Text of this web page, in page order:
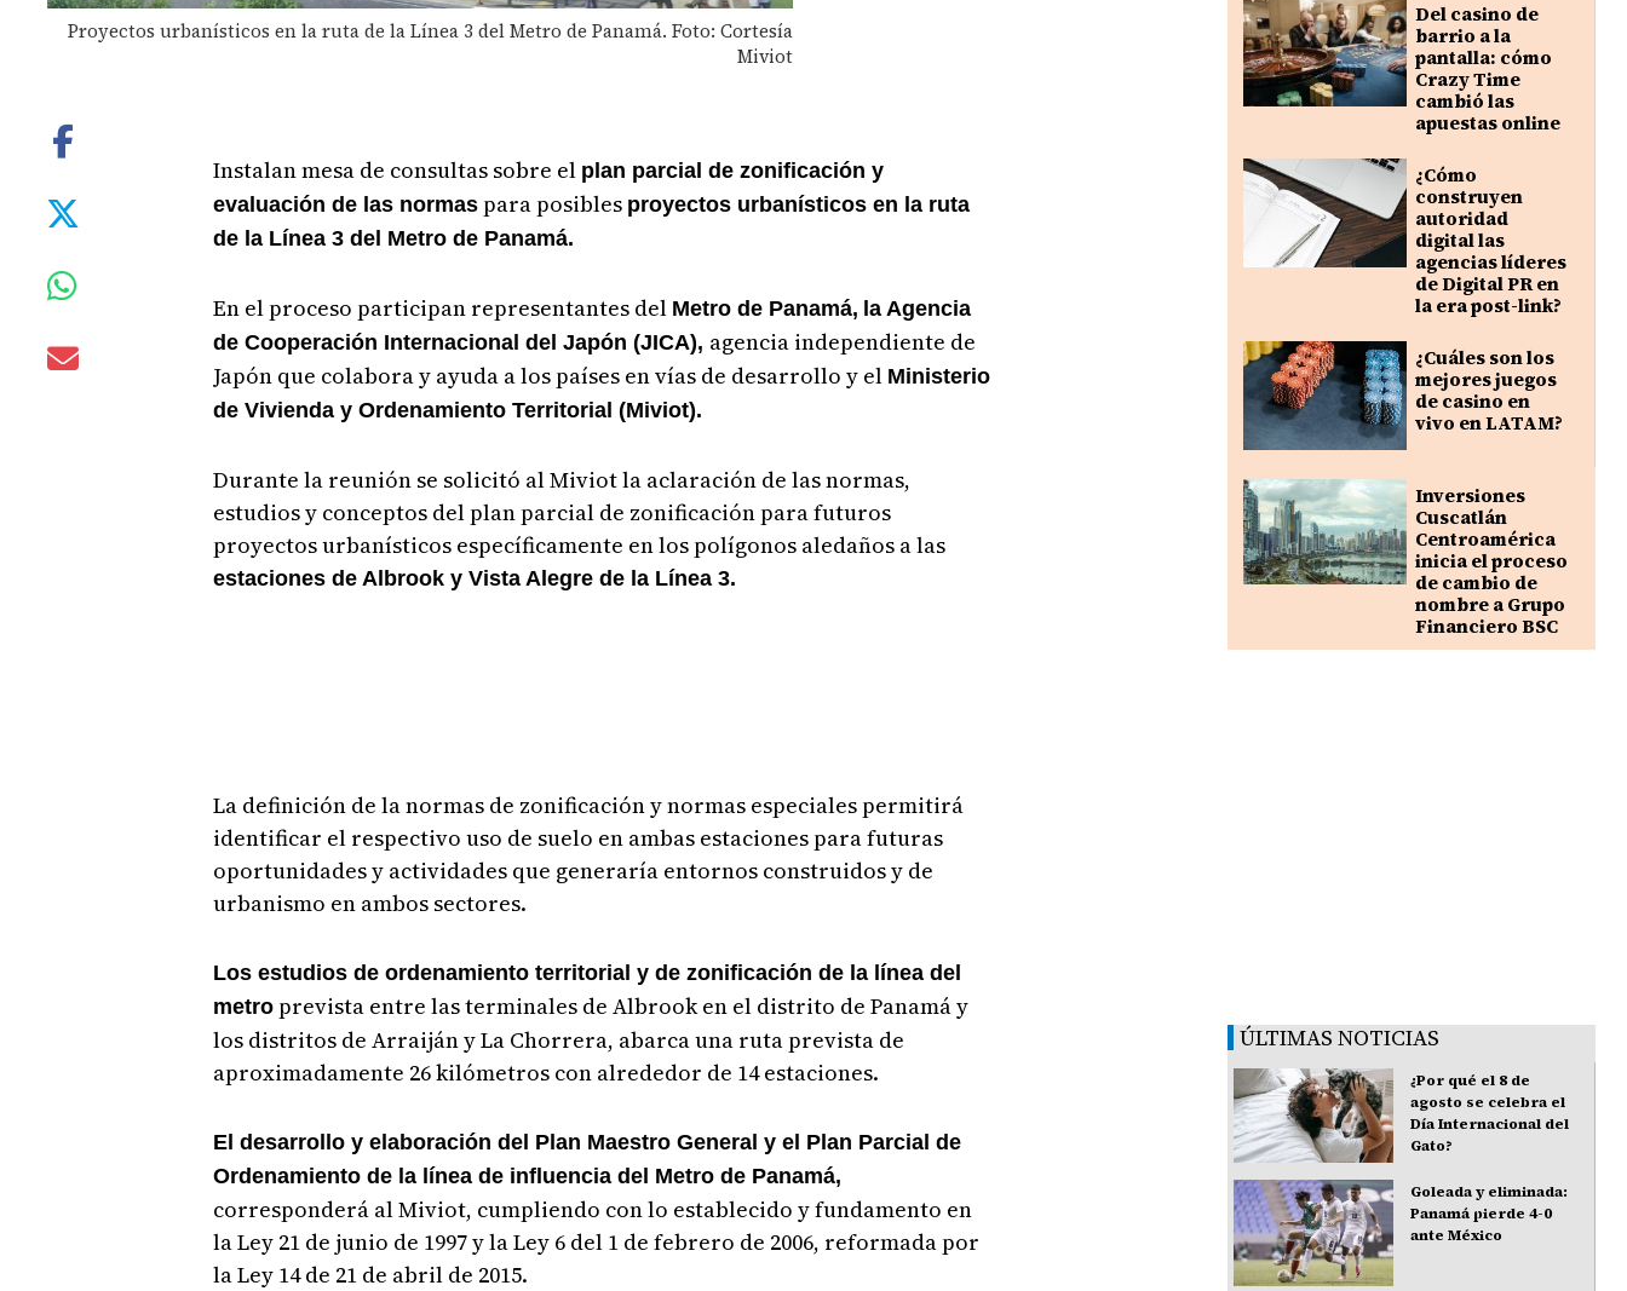
Proyectos urbanísticos en la ruta de la Línea 3 del Metro de Panamá. Foto: Cortesía
Miviot
Instalan mesa de consultas sobre el plan parcial de zonificación y
evaluación de las normaspara posibles proyectos urbanísticos en la ruta
de la Línea 3 del Metro de Panamá.
En el proceso participan representantes del Metro de Panamá, la Agencia
de Cooperación Internacional del Japón (JICA), agencia independiente de
Japón que colabora y ayuda a los países en vías de desarrollo y el Ministerio
de Vivienda y Ordenamiento Territorial (Miviot).
Durante la reunión se solicitó al Miviot la aclaración de las normas,
estudios y conceptos del plan parcial de zonificación para futuros
proyectos urbanísticos específicamente en los polígonos aledaños a las
estaciones de Albrook y Vista Alegre de la Línea 3.
La definición de la normas de zonificación y normas especiales permitirá
identificar el respectivo uso de suelo en ambas estaciones para futuras
oportunidades y actividades que generaría entornos construidos y de
urbanismo en ambos sectores.
Los estudios de ordenamiento territorial y de zonificación de la línea del
metroprevista entre las terminales de Albrook en el distrito de Panamá y
los distritos de Arraiján y La Chorrera, abarca una ruta prevista de
aproximadamente 26 kilómetros con alrededor de 14 estaciones.
El desarrollo y elaboración del Plan Maestro General y el Plan Parcial de
Ordenamiento de la línea de influencia del Metro de Panamá,
corresponderá al Miviot, cumpliendo con lo establecido y fundamento en
la Ley 21 de junio de 1997 y la Ley 6 del 1 de febrero de 2006, reformada por
la Ley 14 de 21 de abril de 2015.
Del casino de
barrio a la
pantalla: cómo
Crazy Time
cambió las
apuestas online
¿Cómo
construyen
autoridad
digital las
agencias líderes
de Digital PR en
la era post-link?
¿Cuáles son los
mejores juegos
de casino en
vivo en LATAM?
Inversiones
Cuscatlán
Centroamérica
inicia el proceso
de cambio de
nombre a Grupo
Financiero BSC
ÚLTIMAS NOTICIAS
¿Por qué el 8 de
agosto se celebra el
Día Internacional del
Gato?
Goleada y eliminada:
Panamá pierde 4-0
ante México